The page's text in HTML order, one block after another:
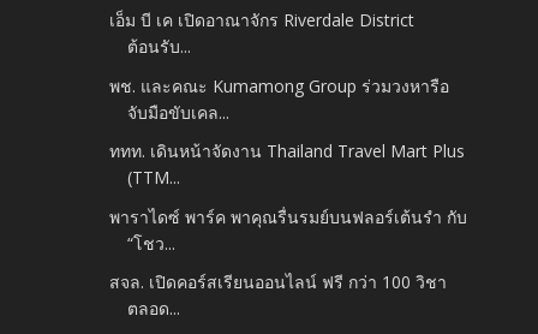
เอ็ม บี เค เปิดอาณาจักร Riverdale District
ต้อนรับ...
พช. และคณะ Kumamong Group ร่วมวงหารือ
จับมือขับเคล...
ททท. เดินหน้าจัดงาน Thailand Travel Mart Plus
(TTM...
พาราไดซ์ พาร์ค พาคุณรื่นรมย์บนฟลอร์เต้นรำ กับ
“โชว...
สจล. เปิดคอร์สเรียนออนไลน์ ฟรี กว่า 100 วิชา
ตลอด...